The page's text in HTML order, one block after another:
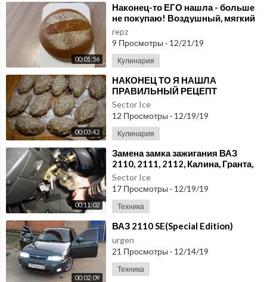
00:01:56
⁣Наконец-то ЕГО нашла - больше
не покупаю! Воздушный, мягкий
домашний ХЛЕБ
repz
9 Просмотры · 12/21/19
Кулинария
00:03:42
⁣НАКОНЕЦ ТО Я НАШЛА
ПРАВИЛЬНЫЙ РЕЦЕПТ
КОТЛЕТ!!! Как приготовить
сочные и нежные КОТЛЕТЫ! ☆
СЫТНОЕ ТВ!
Sector Ice
12 Просмотры · 12/19/19
Кулинария
00:11:02
⁣Замена замка зажигания ВАЗ
2110, 2111, 2112, Калина, Гранта,
Приора, 2114 и 2115
Sector Ice
17 Просмотры · 12/19/19
Техника
00:02:09
⁣ВАЗ 2110 SE(Special Edition)
urgen
21 Просмотры · 12/14/19
Техника